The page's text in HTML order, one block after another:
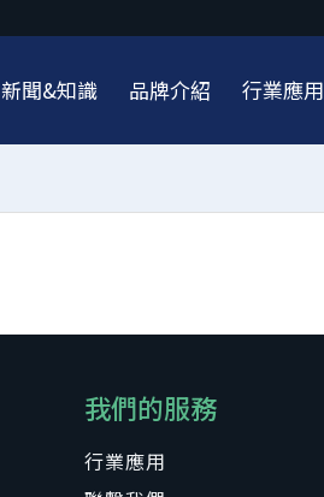
新聞&知識 品牌介紹 行業應用
我們的服務
行業應用